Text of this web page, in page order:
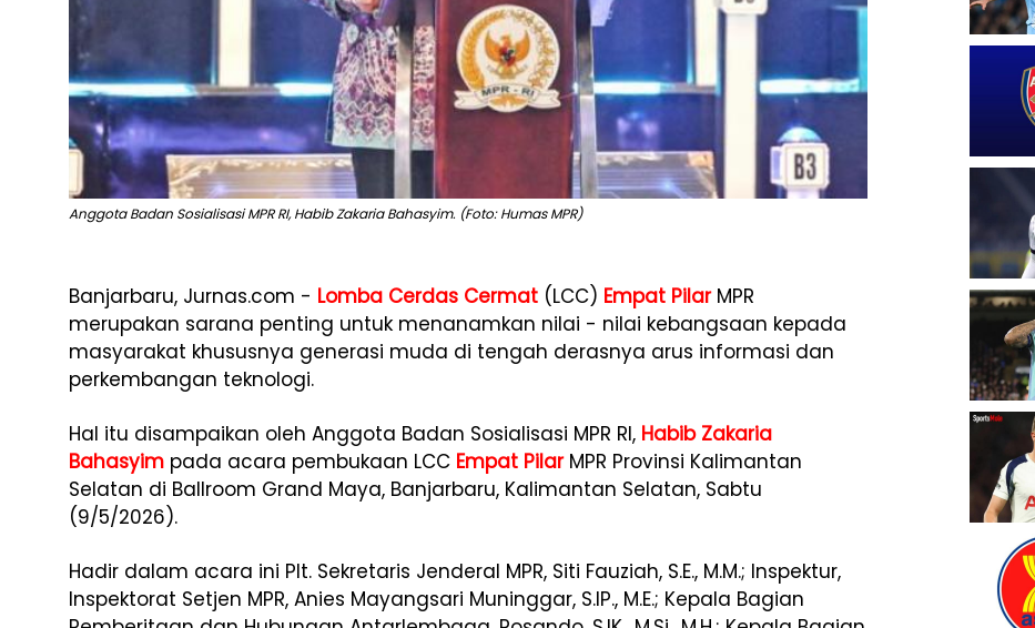
Anggota Badan Sosialisasi MPR RI, Habib Zakaria Bahasyim. (Foto: Humas MPR)
Banjarbaru, Jurnas.com - Lomba Cerdas Cermat (LCC) Empat PilarMPR
merupakan sarana penting untuk menanamkan nilai - nilai kebangsaan kepada
masyarakat khususnya generasi muda di tengah derasnya arus informasi dan
perkembangan teknologi.
Hal itu disampaikan oleh Anggota Badan Sosialisasi MPR RI, Habib Zakaria
Bahasyim pada acara pembukaan LCC Empat PilarMPR Provinsi Kalimantan
Selatan di Ballroom Grand Maya, Banjarbaru, Kalimantan Selatan, Sabtu
(9/5/2026).
Hadir dalam acara ini Plt. Sekretaris Jenderal MPR, Siti Fauziah, S.E., M.M.; Inspektur,
Inspektorat Setjen MPR, Anies Mayangsari Muninggar, S.IP., M.E.; Kepala Bagian